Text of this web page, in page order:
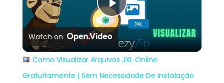
Play
Video
Watch on
Como Visualizar Arquivos JXL Online
Gratuitamente | Sem Necessidade De Instalação